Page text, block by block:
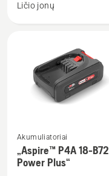
BLi200
Ličio jonų
Žiūrėti
daugiau
detalių
Akumuliatoriai
„Aspire™ P4A 18-B72
Power Plus“